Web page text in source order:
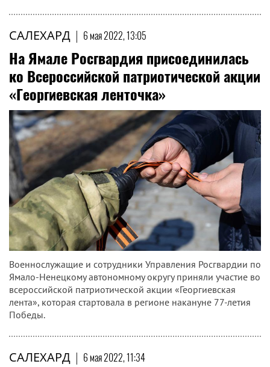
САЛЕХАРД | 6 мая 2022, 13:05
На Ямале Росгвардия присоединилась
ко Всероссийской патриотической акции
«Георгиевская ленточка»
Военнослужащие и сотрудники Управления Росгвардии по
Ямало-Ненецкому автономному округу приняли участие во
всероссийской патриотической акции «Георгиевская
лента», которая стартовала в регионе накануне 77-летия
Победы.
САЛЕХАРД | 6 мая 2022, 11:34